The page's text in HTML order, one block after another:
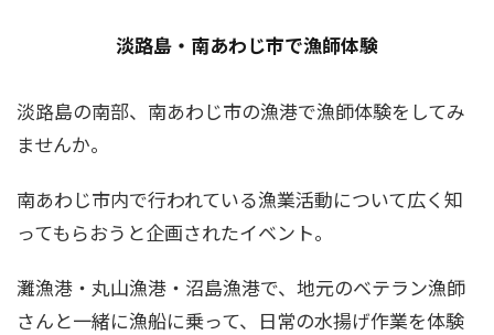
淡路島・南あわじ市で漁師体験
淡路島の南部、南あわじ市の漁港で漁師体験をしてみ
ませんか。
南あわじ市内で行われている漁業活動について広く知
ってもらおうと企画されたイベント。
灘漁港・丸山漁港・沼島漁港で、地元のベテラン漁師
さんと一緒に漁船に乗って、日常の水揚げ作業を体験